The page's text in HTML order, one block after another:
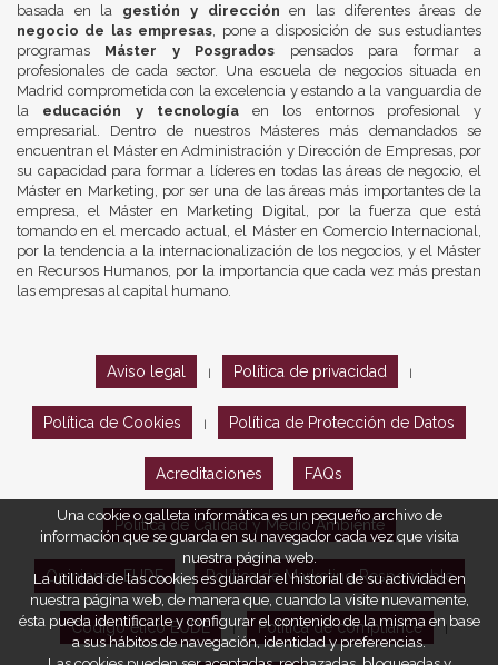
basada en la gestión y dirección en las diferentes áreas de
negocio de las empresas, pone a disposición de sus estudiantes
programas Máster y Posgrados pensados para formar a
profesionales de cada sector. Una escuela de negocios situada en
Madrid comprometida con la excelencia y estando a la vanguardia de
la educación y tecnologíaen los entornos profesional y
empresarial. Dentro de nuestros Másteres más demandados se
encuentran el Máster en Administración y Dirección de Empresas, por
su capacidad para formar a líderes en todas las áreas de negocio, el
Máster en Marketing, por ser una de las áreas más importantes de la
empresa, el Máster en Marketing Digital, por la fuerza que está
tomando en el mercado actual, el Máster en Comercio Internacional,
por la tendencia a la internacionalización de los negocios, y el Máster
en Recursos Humanos, por la importancia que cada vez más prestan
las empresas al capital humano.
Aviso legal Política de privacidad
Política de Cookies Política de Protección de Datos
Acreditaciones FAQs
Política de Calidad y Medio Ambiente
Opiniones EUDE Política de Marketing Responsable
Código ético EUDE | Política de compliance |
Una cookie o galleta informática es un pequeño archivo de
información que se guarda en su navegador cada vez que visita
nuestra página web.
La utilidad de las cookies es guardar el historial de su actividad en
nuestra página web, de manera que, cuando la visite nuevamente,
ésta pueda identificarle y configurar el contenido de la misma en base
a sus hábitos de navegación, identidad y preferencias.